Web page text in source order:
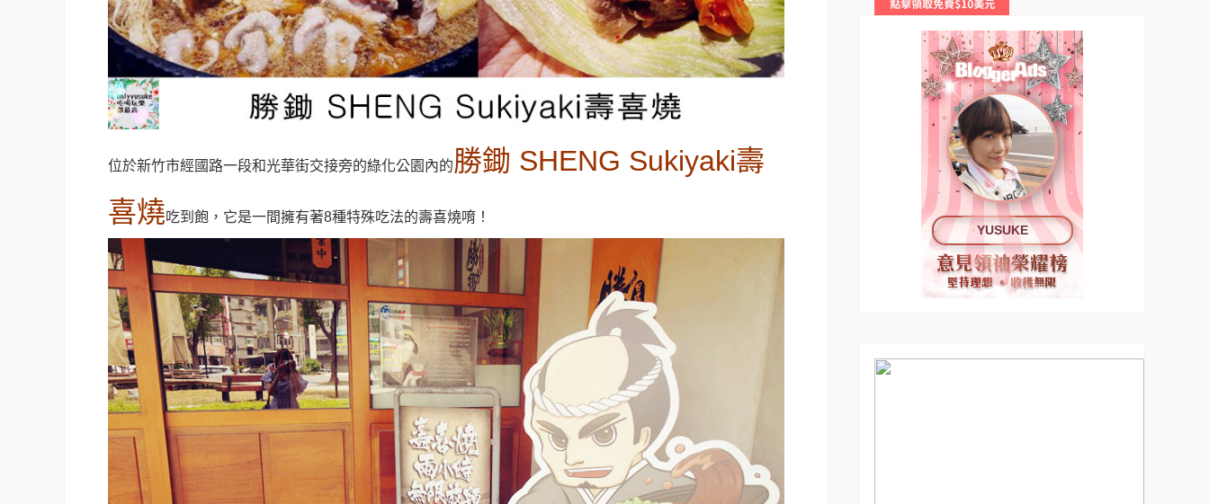
位於新竹市經國路一段和光華街交接旁的綠化公園內的勝鋤 SHENG Sukiyaki壽
喜燒吃到飽，它是一間擁有著8種特殊吃法的壽喜燒唷！
YUSUKE